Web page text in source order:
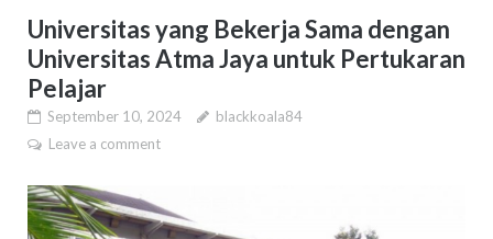
Universitas yang Bekerja Sama dengan
Universitas Atma Jaya untuk Pertukaran
Pelajar
September 10, 2024
blackkoala84
Leave a comment